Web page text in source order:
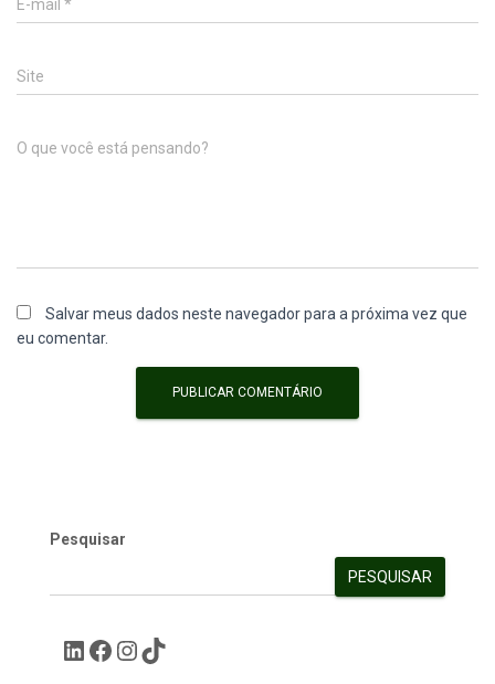
E-mail *
Site
O que você está pensando?
Salvar meus dados neste navegador para a próxima vez que
eu comentar.
Pesquisar
PESQUISAR